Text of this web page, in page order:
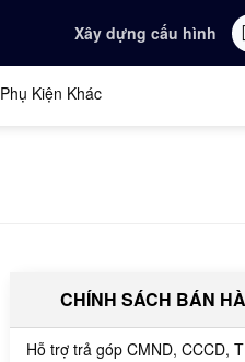
Xây dựng cấu hình
Phụ Kiện Khác
CHÍNH SÁCH BÁN
Hỗ trợ trả góp CMND, CCCD,